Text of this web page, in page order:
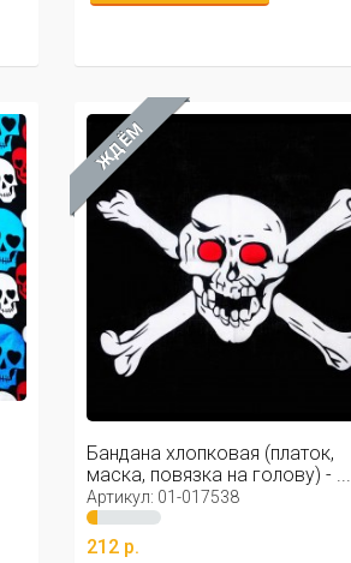
ЖДЁМ
Бандана хлопковая (платок,
маска, повязка на голову) - ...
Артикул: 01-017538
212 р.